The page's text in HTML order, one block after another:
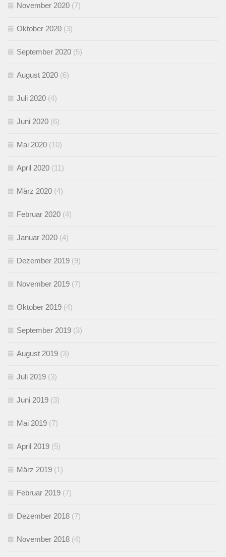
November 2020 (7)
Oktober 2020 (3)
September 2020 (5)
August 2020 (6)
Juli 2020 (4)
Juni 2020 (6)
Mai 2020 (10)
April 2020 (11)
März 2020 (4)
Februar 2020 (4)
Januar 2020 (4)
Dezember 2019 (9)
November 2019 (7)
Oktober 2019 (4)
September 2019 (3)
August 2019 (3)
Juli 2019 (3)
Juni 2019 (3)
Mai 2019 (7)
April 2019 (5)
März 2019 (1)
Februar 2019 (7)
Dezember 2018 (7)
November 2018 (4)